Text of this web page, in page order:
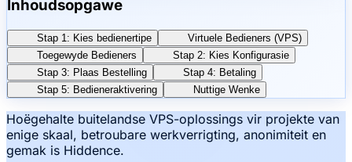
Inhoudsopgawe
Stap 1: Kies bedienertipe
Virtuele Bedieners (VPS)
Toegewyde Bedieners
Stap 2: Kies Konfigurasie
Stap 3: Plaas Bestelling
Stap 4: Betaling
Stap 5: Bedieneraktivering
Nuttige Wenke
Hoëgehalte buitelandse VPS-oplossings vir projekte van
enige skaal, betroubare werkverrigting, anonimiteit en
gemak is Hiddence.